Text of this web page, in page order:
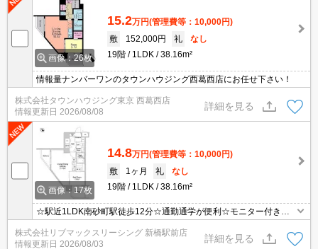
画像：26枚
15.2万円(管理費等：10,000円)
敷
152,000円 礼
なし
19階
1LDK 38.16m²
情報量ナンバーワンのタウンハウジング西葛西店にお任せ下さい！
株式会社タウンハウジング東京 西葛西店
情報更新日 2026/08/08
詳細を見る
画像：17枚
14.8万円(管理費等：10,000円)
敷
1ヶ月 礼
なし
19階
1LDK 38.16m²
☆駅近1LDK南砂町駅徒歩12分☆通勤通学が便利☆モニター付きイ
ンターホン・オートロックで設備充実☆
株式会社リブマックスリーシング 新橋駅前店
情報更新日 2026/08/03
詳細を見る